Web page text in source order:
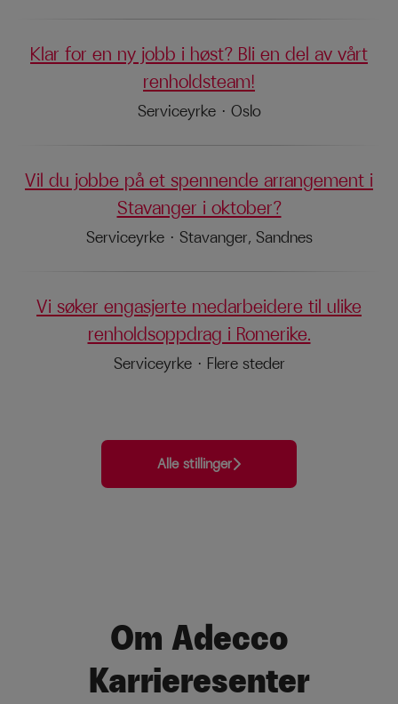
Klar for en ny jobb i høst? Bli en del av vårt
renholdsteam!
Serviceyrke · Oslo
Vil du jobbe på et spennende arrangement i
Stavanger i oktober?
Serviceyrke · Stavanger, Sandnes
Vi søker engasjerte medarbeidere til ulike
renholdsoppdrag i Romerike.
Serviceyrke · Flere steder
Alle stillinger
Om Adecco
Karrieresenter